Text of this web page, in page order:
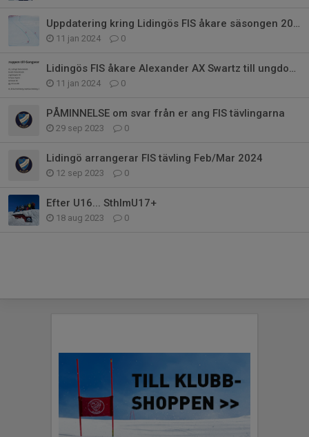
Uppdatering kring Lidingös FIS åkare säsongen 2023–2024
11 jan 2024 0
Lidingös FIS åkare Alexander AX Swartz till ungdoms-OS
11 jan 2024 0
PÅMINNELSE om svar från er ang FIS tävlingarna
29 sep 2023 0
Lidingö arrangerar FIS tävling Feb/Mar 2024
12 sep 2023 0
Efter U16... SthlmU17+
18 aug 2023 0